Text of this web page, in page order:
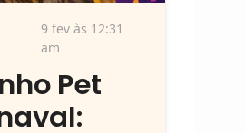
9 fev às 12:31
am
Pet